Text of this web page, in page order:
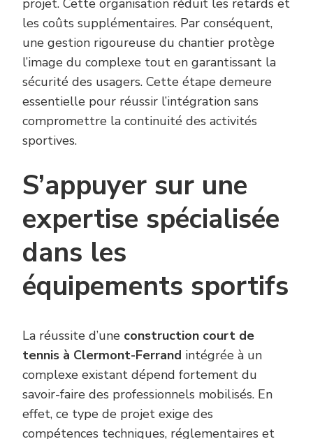
les coûts supplémentaires. Par conséquent,
une gestion rigoureuse du chantier protège
l’image du complexe tout en garantissant la
sécurité des usagers. Cette étape demeure
essentielle pour réussir l’intégration sans
compromettre la continuité des activités
sportives.
S’appuyer sur une
expertise spécialisée
dans les
équipements sportifs
La réussite d’une construction court de
tennis à Clermont-Ferrand intégrée à un
complexe existant dépend fortement du
savoir-faire des professionnels mobilisés. En
effet, ce type de projet exige des
compétences techniques, réglementaires et